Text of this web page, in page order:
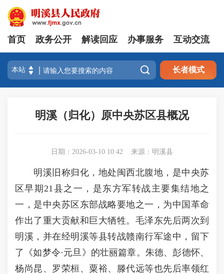
首页 政务公开 解读回应 办事服务 互动交流
 长者模式
明溪（归化）原中央苏区县概况
日期：2026-03-10 10:42 来源：明溪县
明溪旧称归化，地处闽西北腹地，是中央苏
区早期21县之一，是东方军转战主要集结地之
一，是中央苏区东部战略要地之一，为中国革命
作出了重大贡献和巨大牺牲。毛泽东先后两次到
明溪，并在经明溪等县转战赣南行军途中，留下
了《如梦令·元旦》的壮丽篇章。朱德、彭德怀、
杨尚昆、罗荣桓、粟裕、滕代远等也先后率领红